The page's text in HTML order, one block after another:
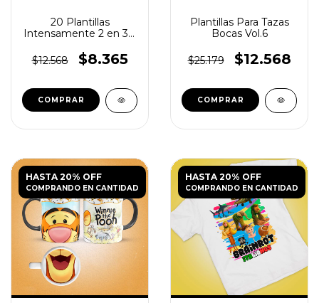
20 Plantillas
Intensamente 2 en 3D
$12.568
$8.365
Plantillas Para Tazas
Bocas Vol.6
$25.179 $12.568
HASTA 20% OFF
COMPRANDO EN CANTIDAD
HASTA 20% OFF
COMPRANDO EN CANTIDAD